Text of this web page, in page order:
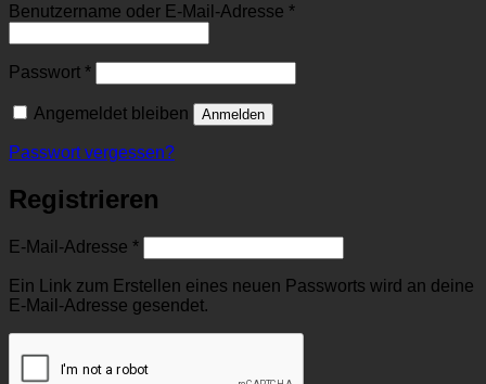
Benutzername oder E-Mail-Adresse *Erforderlich
Passwort *Erforderlich
Angemeldet bleiben Anmelden
Passwort vergessen?
Registrieren
E-Mail-Adresse *Erforderlich
Ein Link zum Erstellen eines neuen Passworts wird an deine
E-Mail-Adresse gesendet.